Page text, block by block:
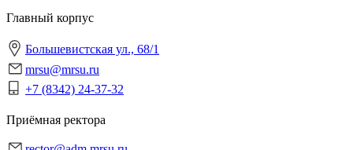
Главный корпус
Большевистская ул., 68/1
mrsu@mrsu.ru
+7 (8342) 24-37-32
Приёмная ректора